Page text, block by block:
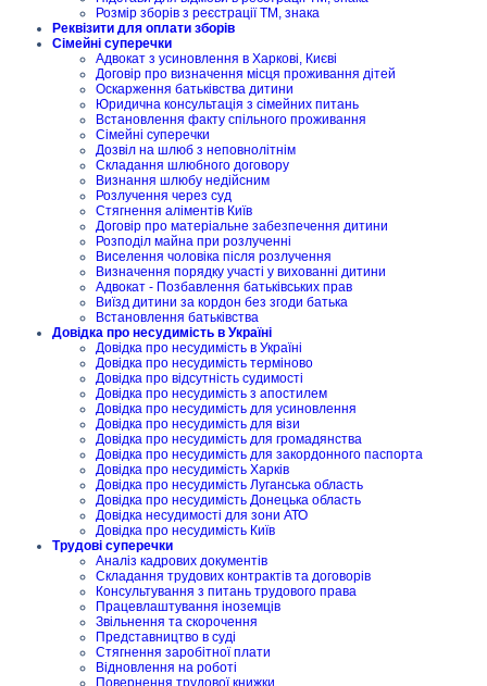
Розмір зборів з реєстрації ТМ, знака
Реквізити для оплати зборів
Сімейні суперечки
Адвокат з усиновлення в Харкові, Києві
Договір про визначення місця проживання дітей
Оскарження батьківства дитини
Юридична консультація з сімейних питань
Встановлення факту спільного проживання
Сімейні суперечки
Дозвіл на шлюб з неповнолітнім
Складання шлюбного договору
Визнання шлюбу недійсним
Розлучення через суд
Стягнення аліментів Київ
Договір про матеріальне забезпечення дитини
Розподіл майна при розлученні
Виселення чоловіка після розлучення
Визначення порядку участі у вихованні дитини
Адвокат - Позбавлення батьківських прав
Виїзд дитини за кордон без згоди батька
Встановлення батьківства
Довідка про несудимість в Україні
Довідка про несудимість в Україні
Довідка про несудимість терміново
Довідка про відсутність судимості
Довідка про несудимість з апостилем
Довідка про несудимість для усиновлення
Довідка про несудимість для візи
Довідка про несудимість для громадянства
Довідка про несудимість для закордонного паспорта
Довідка про несудимість Харків
Довідка про несудимість Луганська область
Довідка про несудимість Донецька область
Довідка несудимості для зони АТО
Довідка про несудимість Київ
Трудові суперечки
Аналіз кадрових документів
Складання трудових контрактів та договорів
Консультування з питань трудового права
Працевлаштування іноземців
Звільнення та скорочення
Представництво в суді
Стягнення заробітної плати
Відновлення на роботі